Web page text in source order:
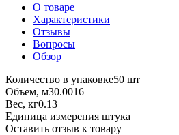
О товаре
Характеристики
Отзывы
Вопросы
Обзор
Количество в упаковке50 шт
Объем, м30.0016
Вес, кг0.13
Единица измерения штука
Оставить отзыв к товару